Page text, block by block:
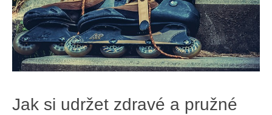
Jak si udržet zdravé a pružné